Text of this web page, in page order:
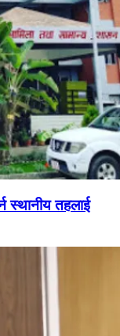
स्थानीय तहलाई